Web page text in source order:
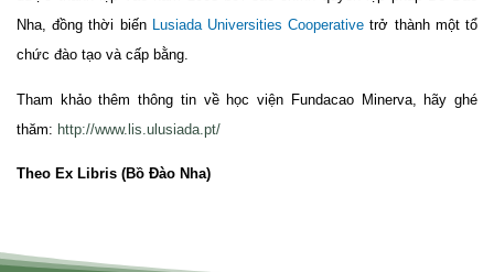
Nha, đồng thời biến Lusiada Universities Cooperative trở thành một tổ
chức đào tạo và cấp bằng.
Tham khảo thêm thông tin về học viện Fundacao Minerva, hãy ghé
thăm: http://www.lis.ulusiada.pt/
Theo Ex Libris (Bồ Đào Nha)